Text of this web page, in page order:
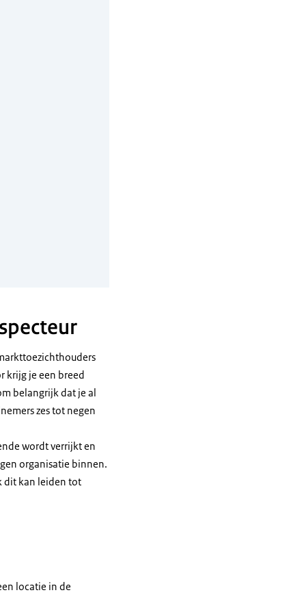
krijg je een breed
belangrijk dat je al
zes tot negen
wordt verrijkt en
organisatie binnen.
dit kan leiden tot
locatie in de